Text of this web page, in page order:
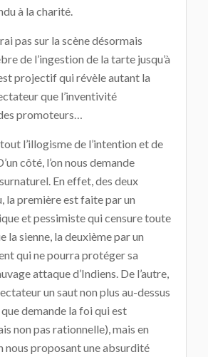
à la charité.
pas sur la scène désormais
de l’ingestion de la tarte jusqu’à
projectif qui révèle autant la
que l’inventivité
promoteurs…
l’illogisme de l’intention et de
côté, l’on nous demande
En effet, des deux
la première est faite par un
et pessimiste qui censure toute
la sienne, la deuxième par un
qui ne pourra protéger sa
attaque d’Indiens. De l’autre,
un saut non plus au-dessus
demande la foi qui est
non pas rationnelle), mais en
nous proposant une absurdité